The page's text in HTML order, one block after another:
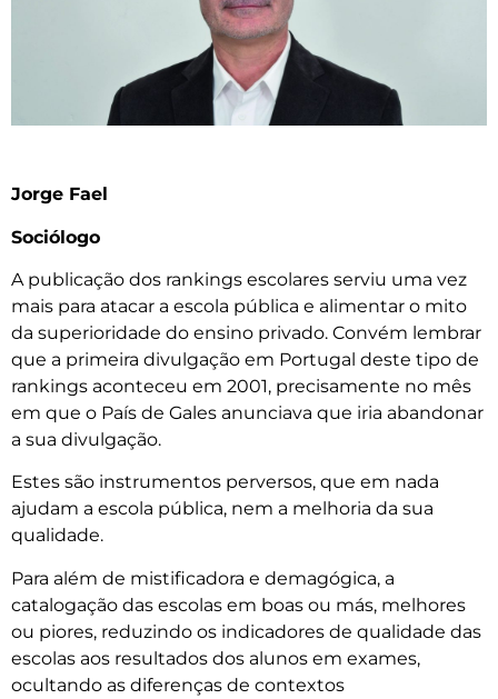
Jorge Fael
Sociólogo
A publicação dos rankings escolares serviu uma vez
mais para atacar a escola pública e alimentar o mito
da superioridade do ensino privado. Convém lembrar
que a primeira divulgação em Portugal deste tipo de
rankings aconteceu em 2001, precisamente no mês
em que o País de Gales anunciava que iria abandonar
a sua divulgação.
Estes são instrumentos perversos, que em nada
ajudam a escola pública, nem a melhoria da sua
qualidade.
Para além de mistificadora e demagógica, a
catalogação das escolas em boas ou más, melhores
ou piores, reduzindo os indicadores de qualidade das
escolas aos resultados dos alunos em exames,
ocultando as diferenças de contextos